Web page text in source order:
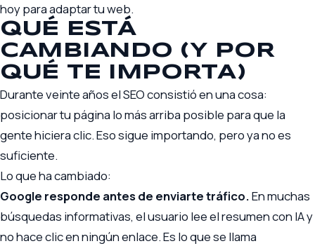
hoy para adaptar tu web.
QUÉ ESTÁ
CAMBIANDO (Y POR
QUÉ TE IMPORTA)
Durante veinte años el SEO consistió en una cosa:
posicionar tu página lo más arriba posible para que la
gente hiciera clic. Eso sigue importando, pero ya no es
suficiente.
Lo que ha cambiado:
Google responde antes de enviarte tráfico.En muchas
búsquedas informativas, el usuario lee el resumen con IA y
no hace clic en ningún enlace. Es lo que se llama